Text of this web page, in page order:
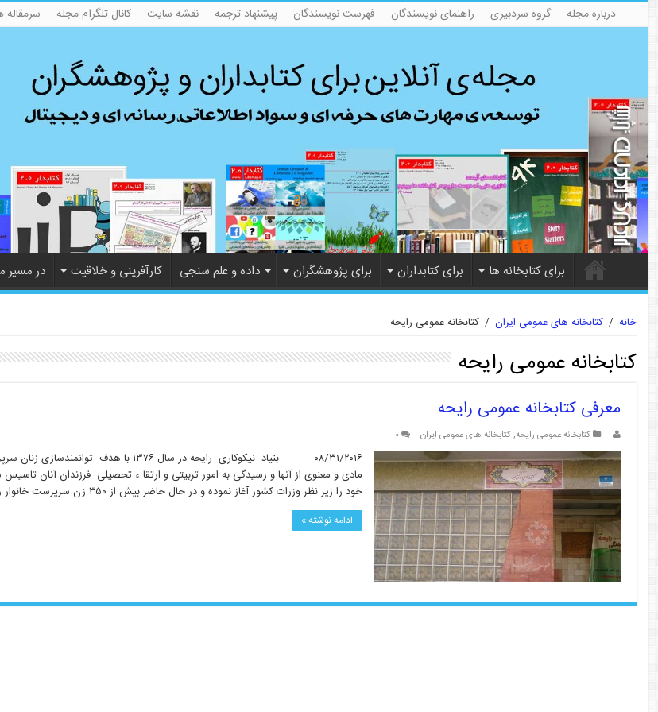
درباره مجله گروه سردبیری راهنمای نویسندگان فهرست نویسندگان پیشنهاد ترجمه نقشه سایت کانال تلگرام مجله سرمقاله
برای کتابخانه ها برای کتابداران برای پژوهشگران داده و علم سنجی کارآفرینی و خلاقیت در مسیر
خانه / کتابخانه های عمومی ایران / کتابخانه عمومی رایحه
کتابخانه عمومی رایحه
معرفی کتابخانه عمومی رایحه
کتابخانه عمومی رایحه,کتابخانه های عمومی ایران ۰
۰۸/۳۱/۲۰۱۶ بنیاد نیکوکاری رایحه در سال ۱۳۷۶ با هدف
مادی و معنوی از آنها و رسیدگی به امور تربیتی و ارتقا ء تحصیلی فرزندان آنان
خود را زیر نظر وزرات کشور آغاز نموده و در حال حاضر بیش از ۳۵۰ زن سرپرست خانوار را تحت پوشش دارد. …
ادامه نوشته »